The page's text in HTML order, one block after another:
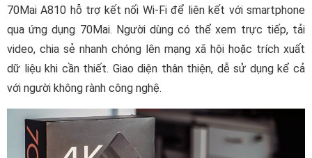
70Mai A810 hỗ trợ kết nối Wi-Fi để liên kết với smartphone
qua ứng dụng 70Mai. Người dùng có thể xem trực tiếp, tải
video, chia sẻ nhanh chóng lên mạng xã hội hoặc trích xuất
dữ liệu khi cần thiết. Giao diện thân thiện, dễ sử dụng kể cả
với người không rành công nghệ.